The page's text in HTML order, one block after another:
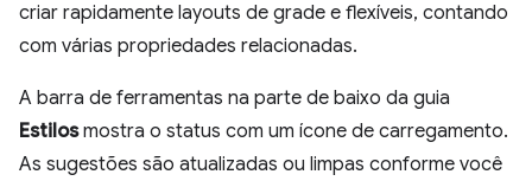
criar rapidamente layouts de grade e flexíveis, contando
com várias propriedades relacionadas.
A barra de ferramentas na parte de baixo da guia
Estilosmostra o status com um ícone de carregamento.
As sugestões são atualizadas ou limpas conforme você